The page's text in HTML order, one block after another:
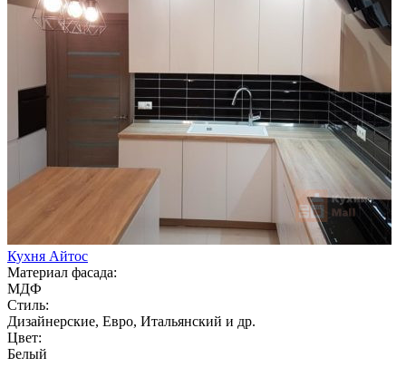
Кухня Айтос
Материал фасада:
МДФ
Стиль:
Дизайнерские, Евро, Итальянский и др.
Цвет:
Белый